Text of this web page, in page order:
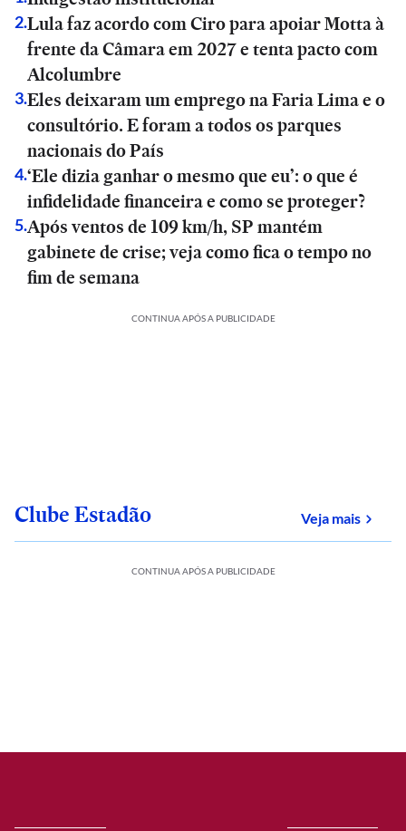
2.Lula faz acordo com Ciro para apoiar Motta à
frente da Câmara em 2027 e tenta pacto com
Alcolumbre
3.Eles deixaram um emprego na Faria Lima e o
consultório. E foram a todos os parques
nacionais do País
4.‘Ele dizia ganhar o mesmo que eu’: o que é
infidelidade financeira e como se proteger?
5.Após ventos de 109 km/h, SP mantém
gabinete de crise; veja como fica o tempo no
fim de semana
CONTINUA APÓS A PUBLICIDADE
Clube Estadão Veja maissobre
CONTINUA APÓS A PUBLICIDADE